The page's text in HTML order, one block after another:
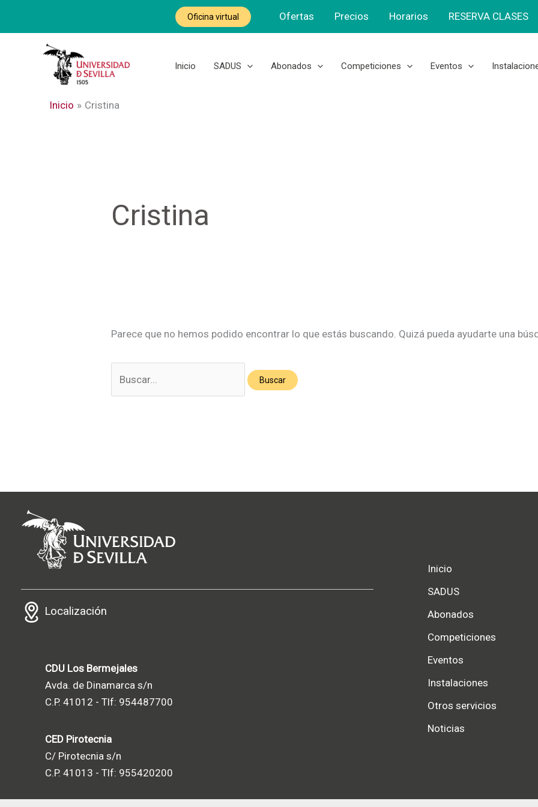
Oficina virtual Ofertas Precios Horarios RESERVA CLASES
Inicio SADUS Abonados Competiciones Eventos
Inicio Cristina
Cristina
Parece que no hemos podido encontrar lo que estás buscando. Quizá pueda ayudarte una
Localización
CDU Los Bermejales
Avda. de Dinamarca s/n
C.P. 41012 - Tlf: 954487700
CED Pirotecnia
C/ Pirotecnia s/n
C.P. 41013 - Tlf: 955420200
Inicio
SADUS
Abonados
Competiciones
Eventos
Instalaciones
Otros servicios
Noticias